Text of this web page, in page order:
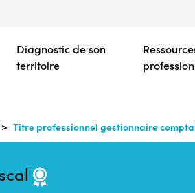
contenu
principal
Diagnostic de son
territoire
Titre professionnel gestionnaire